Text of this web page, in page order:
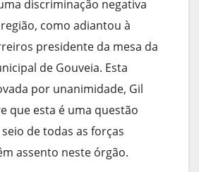
discriminação negativa
como adiantou à
presidente da mesa da
de Gouveia. Esta
por unanimidade, Gil
que esta é uma questão
de todas as forças
assento neste órgão.